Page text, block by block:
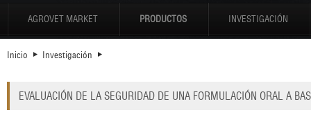
AGROVET MARKET PRODUCTOS INVESTIGACIÓN
Inicio Investigación
EVALUACIÓN DE LA SEGURIDAD DE UNA FORMULACIÓN ORAL A